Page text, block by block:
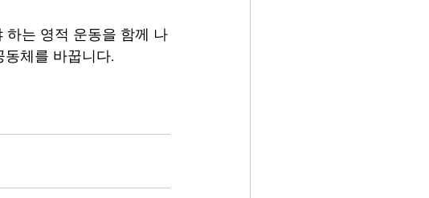
하는 영적 운동을 함께 나
체를 바꿉니다.